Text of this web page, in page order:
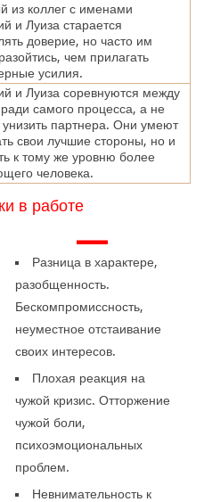
из коллег с именами
и Луиза старается
доверие, но часто им
чем прилагать
усилия.
и Луиза соревнуются между
самого процесса, а не
партнера. Они умеют
свои лучшие стороны, но и
к тому же уровню более
человека.
в работе
—
Разница в характере,
разобщенность.
Бескомпромиссность,
неуместное отстаивание
своих интересов.
Плохая реакция на
чужой кризис. Отторжение
чужой боли,
психоэмоциональных
проблем.
Невнимательность к